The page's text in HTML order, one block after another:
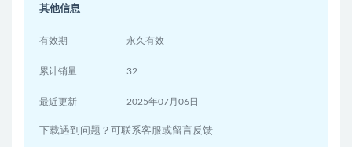
其他信息
有效期 永久有效
累计销量 32
最近更新 2025年07月06日
下载遇到问题？可联系客服或留言反馈